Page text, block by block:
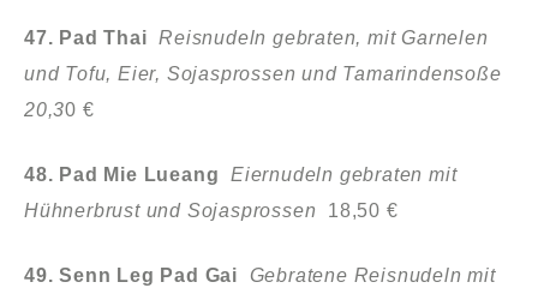
47. Pad ThaiReisnudeln gebraten, mit Garnelen
und Tofu, Eier, Sojasprossen und Tamarindensoße
20,30 €
48. Pad Mie Lueang
Eiernudeln gebraten mit
Hühnerbrust und Sojasprossen 18,50 €
49. Senn Leg Pad Gai Gebratene Reisnudeln mit